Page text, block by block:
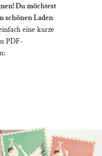
Du möchtest
schönen Laden
eine kurze
PDF-